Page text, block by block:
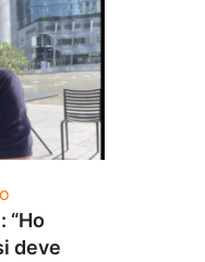
“Ho
deve